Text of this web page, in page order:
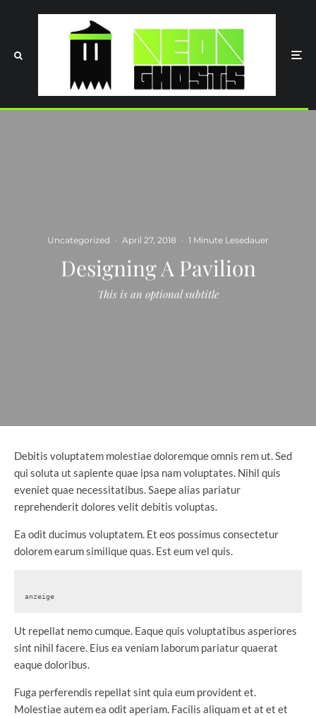
Uncategorized · April 27, 2018 · 1 Minute Lesedauer
Designing A Pavilion
This is an optional subtitle
Debitis voluptatem molestiae doloremque omnis rem ut. Sed
qui soluta ut sapiente quae ipsa nam voluptates. Nihil quis
eveniet quae necessitatibus. Saepe alias pariatur
reprehenderit dolores velit debitis voluptas.
Ea odit ducimus voluptatem. Et eos possimus consectetur
dolorem earum similique quas. Est eum vel quis.
anzeige
Ut repellat nemo cumque. Eaque quis voluptatibus asperiores
sint nihil facere. Eius ea veniam laborum pariatur quaerat
eaque doloribus.
Fuga perferendis repellat sint quia eum provident et.
Molestiae autem ea odit aperiam. Facilis aliquam et at et et